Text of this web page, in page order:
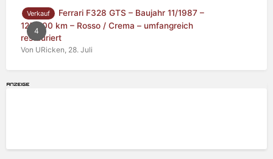
4
Verkauf
Ferrari F328 GTS – Baujahr 11/1987 –
125.000 km – Rosso / Crema – umfangreich
restauriert
Von URicken, 28. Juli